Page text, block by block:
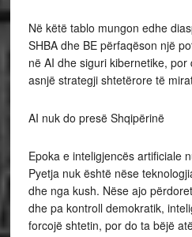
Në këtë tablo mungon edhe
SHBA dhe BE përfaqëson një
në AI dhe siguri kibernetike,
asnjë strategji shtetërore të
AI nuk do presë Shqipërinë
Epoka e inteligjencës artificiale
Pyetja nuk është nëse
dhe nga kush. Nëse ajo
dhe pa kontroll demokratik,
forcojë shtetin, por do ta bëjë